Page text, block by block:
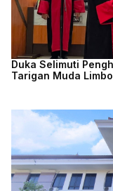
Duka Selimuti
Tarigan Muda